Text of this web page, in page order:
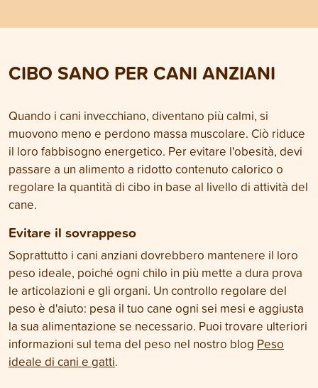
e quando è invece il caso di
domande.
caso di febbre,
gatto dovrebbe
veterinario.
CIBO SANO PER CANI ANZIANI
Quando i cani invecchiano, diventano più calmi, si
muovono meno e perdono massa muscolare. Ciò riduce
il loro fabbisogno energetico. Per evitare l'obesità, devi
passare a un alimento a ridotto contenuto calorico o
regolare la quantità di cibo in base al livello di attività del
cane.
Evitare il sovrappeso
Soprattutto i cani anziani dovrebbero mantenere il loro
peso ideale, poiché ogni chilo in più mette a dura prova
le articolazioni e gli organi. Un controllo regolare del
peso è d'aiuto: pesa il tuo cane ogni sei mesi e aggiusta
la sua alimentazione se necessario. Puoi trovare ulteriori
informazioni sul tema del peso nel nostro blog Peso
ideale di cani e gatti.